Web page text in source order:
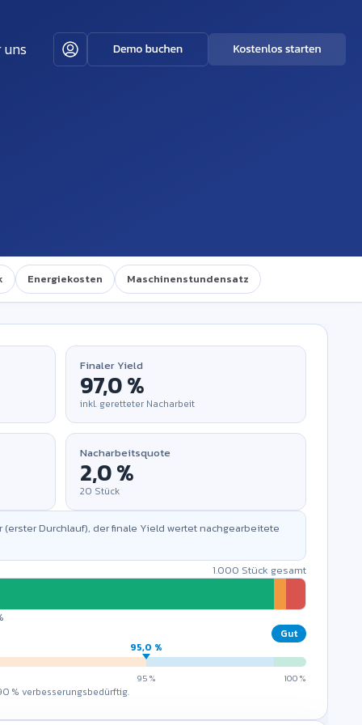
Energiekosten Maschinenstundensatz
). Bitte korrigieren Sie die Werte.
Menge ein, um
und finalen Yield
Finaler Yield
inkl. geretteter Nacharbeit
Nacharbeitsquote
20 Stück
(erster Durchlauf), der finale Yield wertet nachgearbeitete
1.000 Stück gesamt
Gut
95,0 %
95 % 100 %
% verbesserungsbedürftig.